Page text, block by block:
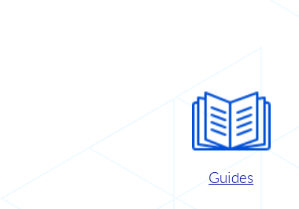
Guides